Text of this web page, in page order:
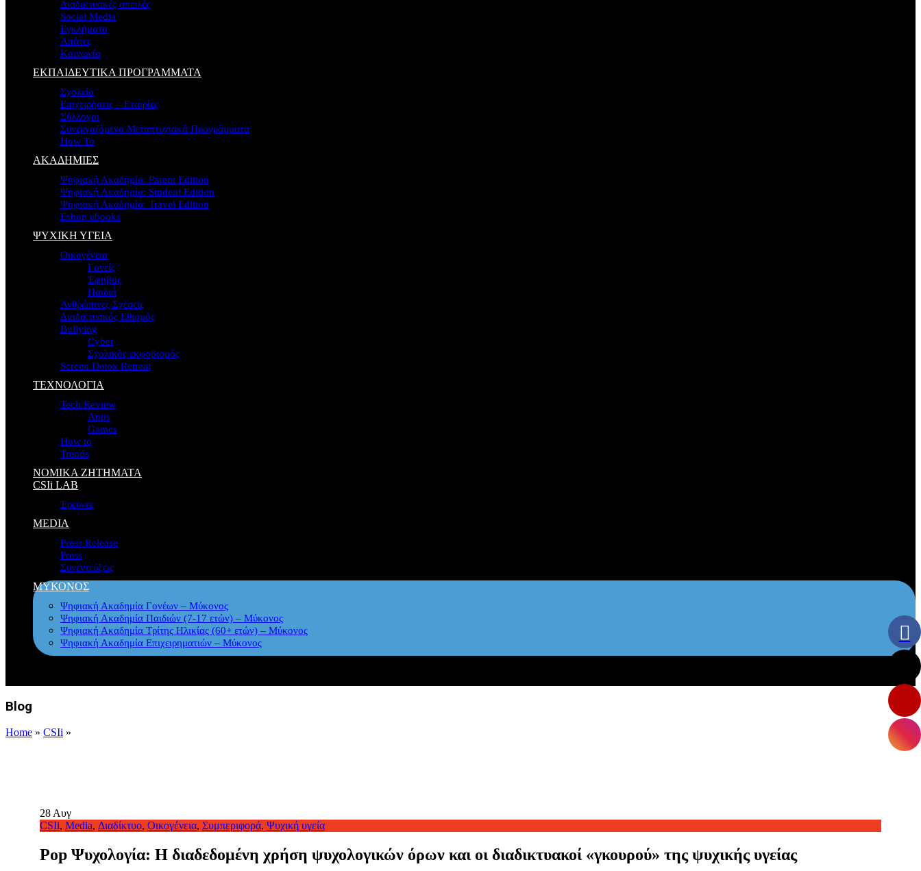
Διαδικτυακές απειλές
Social Media
Εγκλήματα
Απάτες
Κοινωνία
ΕΚΠΑΙΔΕΥΤΙΚΑ ΠΡΟΓΡΑΜΜΑΤΑ
Σχολεία
Επιχειρήσεις – Εταιρίες
Σύλλογοι
Συνεργαζόμενα Μεταπτυχιακά Προγράμματα
How To
ΑΚΑΔΗΜΙΕΣ
Ψηφιακή Ακαδημία: Parent Edition
Ψηφιακή Ακαδημία: Student Edition
Ψηφιακή Ακαδημία: Travel Edition
Eshop ebooks
ΨΥΧΙΚΗ ΥΓΕΙΑ
Οικογένεια
Γονείς
Έφηβος
Παιδιά
Ανθρώπινες Σχέσεις
Διαδικτυακός Εθισμός
Bullying
Cyber
Σχολικός εκφοβισμός
Screen Detox Retreat
ΤΕΧΝΟΛΟΓΙΑ
Tech Review
Apps
Games
How to
Trends
ΝΟΜΙΚΑ ΖΗΤΗΜΑΤΑ
CSIi LAB
Έρευνες
MEDIA
Press Release
Press
Συνεντεύξεις
ΜΥΚΟΝΟΣ
Ψηφιακή Ακαδημία Γονέων – Μύκονος
Ψηφιακή Ακαδημία Παιδιών (7-17 ετών) – Μύκονος
Ψηφιακή Ακαδημία Τρίτης Ηλικίας (60+ ετών) – Μύκονος
Ψηφιακή Ακαδημία Επιχειρηματιών – Μύκονος
Blog
Home » CSIi »
28Αυγ
CSIi, Media, Διαδίκτυο, Οικογένεια, Συμπεριφορά, Ψυχική υγεία
Pop Ψυχολογία: Η διαδεδομένη χρήση ψυχολογικών όρων και οι διαδικτυακοί «γκουρού» της ψυχικής υγείας